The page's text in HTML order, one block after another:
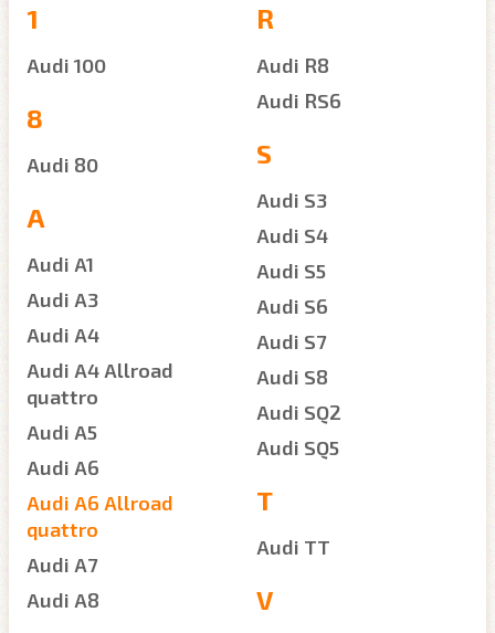
1
Audi 100
8
Audi 80
A
Audi A1
Audi A3
Audi A4
Audi A4 Allroad
quattro
Audi A5
Audi A6
Audi A6 Allroad
quattro
Audi A7
Audi A8
R
Audi R8
Audi RS6
S
Audi S3
Audi S4
Audi S5
Audi S6
Audi S7
Audi S8
Audi SQ2
Audi SQ5
T
Audi TT
V